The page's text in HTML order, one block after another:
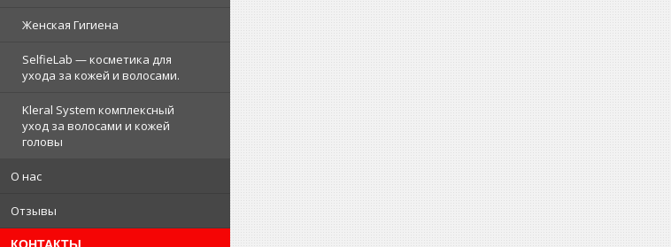
Женская Гигиена
SelfieLab — косметика для
ухода за кожей и волосами.
Kleral System комплексный
уход за волосами и кожей
головы
О нас
Отзывы